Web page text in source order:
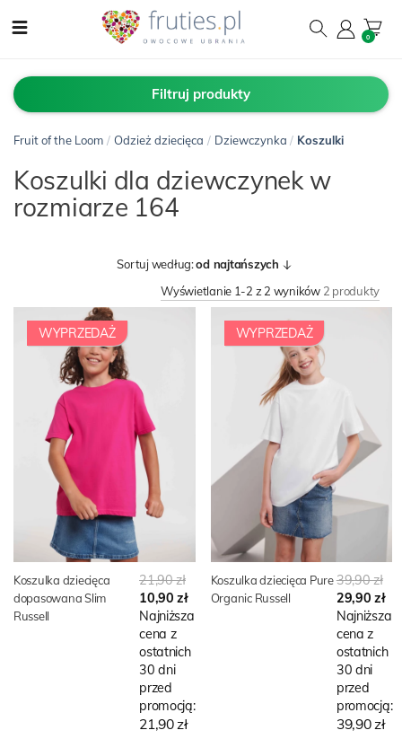
0
Filtruj produkty
Fruit of the Loom / Odzież dziecięca / Dziewczynka / Koszulki
Koszulki dla dziewczynek w
rozmiarze 164
Sortuj według:od najtańszych
Wyświetlanie 1-2 z 2 wyników 2 produkty
Koszulka dziecięca
dopasowana Slim
Russell
WYPRZEDAŻ
21,90 zł
10,90 zł
Najniższa
cena z
ostatnich
30 dni
przed
promocją:
21,90 zł
Koszulka dziecięca Pure
Organic Russell
WYPRZEDAŻ
39,90 zł
29,90 zł
Najniższa
cena z
ostatnich
30 dni
przed
promocją:
39,90 zł